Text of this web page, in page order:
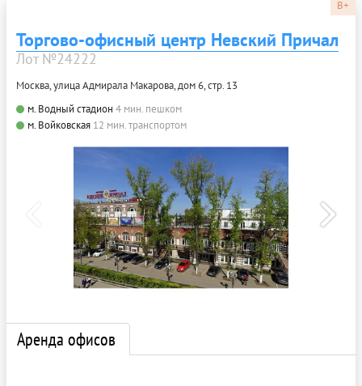
B+
Торгово-офисный центр Невский Причал
Лот №24222
Москва, улица Адмирала Макарова, дом 6, стр. 13
м. Водный стадион 4 мин. пешком
м. Войковская 12 мин. транспортом
Аренда офисов